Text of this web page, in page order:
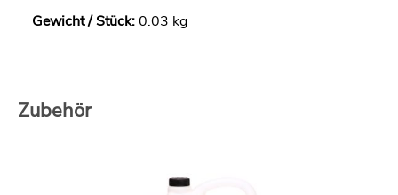
Gewicht / Stück:0.03 kg
Zubehör